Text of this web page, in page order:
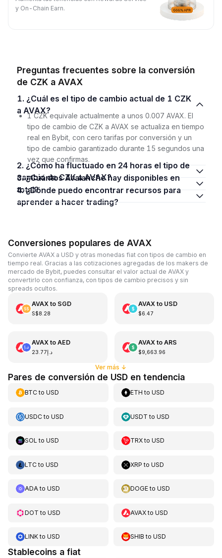
y On-Chain Earn.
Preguntas frecuentes sobre la conversión
de CZK a AVAX
1. ¿Cuál es el tipo de cambio actual de 1 CZK
a AVAX?
1 CZK equivale actualmente a unos 0.007 AVAX. El
tipo de cambio de CZK a AVAX se actualiza en tiempo
real en Bybit, con cero tarifas por conversión y un
tipo de cambio garantizado durante 15 segundos una
vez que confirmas.
2. ¿Cómo ha fluctuado en 24 horas el tipo de
cambio de CZK a AVAX?
3. ¿Cuántos Avalanche hay disponibles en
total?
4. ¿Dónde puedo encontrar recursos para
aprender a hacer trading?
Conversiones populares de AVAX
Convierte AVAX a USD y otras monedas fiat con tipos de cambio en
tiempo real. Gracias a las cotizaciones agregadas de los makers de
mercado de Bybit, puedes consultar el valor actual de AVAX y
convertirlo con confianza, con tipos de cambio precisos y sin
spreads ocultos.
AVAXto SGD
S$8.28
AVAXto USD
$6.47
AVAXto AED
د.إ23.77
AVAXto ARS
$9,663.96
Ver más ↓
Pares de conversión de USD en tendencia
BTCto USD ETH toUSD
USDCto USD USDT toUSD
SOL to USD TRXtoUSD
LTCto USD XRP toUSD
ADAto USD DOGEtoUSD
DOT to USD AVAXtoUSD
LINKto USD SHIB toUSD
Stablecoins a fiat